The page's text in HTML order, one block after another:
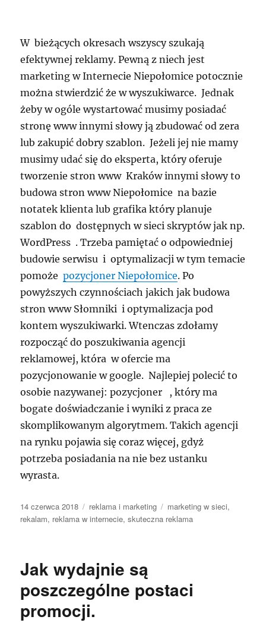
W bieżących okresach wszyscy szukają
efektywnej reklamy. Pewną z niech jest
marketing w Internecie Niepołomice potocznie
można stwierdzić że w wyszukiwarce. Jednak
żeby w ogóle wystartować musimy posiadać
stronę www innymi słowy ją zbudować od zera
lub zakupić dobry szablon. Jeżeli jej nie mamy
musimy udać się do eksperta, który oferuje
tworzenie stron www Kraków innymi słowy to
budowa stron www Niepołomice na bazie
notatek klienta lub grafika który planuje
szablon do dostępnych w sieci skryptów jak np.
WordPress . Trzeba pamiętać o odpowiedniej
budowie serwisu i optymalizacji w tym temacie
pomożepozycjoner Niepołomice. Po
powyższych czynnościach jakich jak budowa
stron www Słomniki i optymalizacja pod
kontem wyszukiwarki. Wtenczas zdołamy
rozpocząć do poszukiwania agencji
reklamowej, która w ofercie ma
pozycjonowanie w google. Najlepiej polecić to
osobie nazywanej: pozycjoner , który ma
bogate doświadczanie i wyniki z praca ze
skomplikowanym algorytmem. Takich agencji
na rynku pojawia się coraz więcej, gdyż
potrzeba posiadania na nie bez ustanku
wyrasta.
Data
publikacji
14 czerwca 2018 Kategorie
reklama i marketing Tagi
marketing w sieci,
rekalam, reklama w internecie,skuteczna reklama
Jak wydajnie są
poszczególne postaci
promocji.